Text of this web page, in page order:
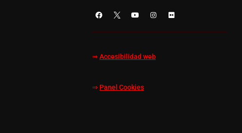
⇒ Accesibilidad web
⇒ Panel Cookies